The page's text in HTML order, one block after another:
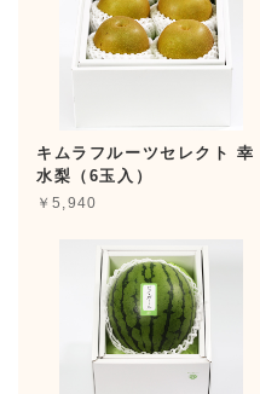
キムラフルーツセレクト 幸
水梨（6玉入）
￥5,940